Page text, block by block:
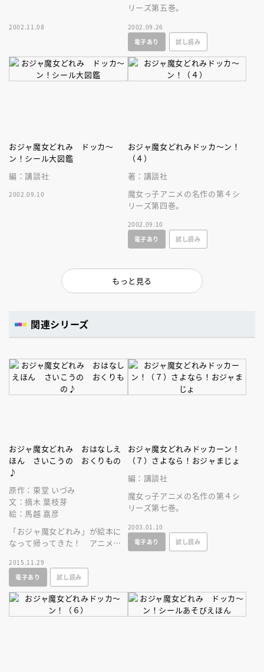
2002.11.08
リーズ第五巻。
2002.09.26
電子あり
試し読み
おジャ魔女どれみ ドッカ～
ン！シール大図鑑
編：講談社
2002.09.10
おジャ魔女どれみドッカ～ン！
（４）
著：講談社
魔女っ子アニメの名作の第４シ
リーズ第四巻。
2002.09.10
電子あり
試し読み
もっと見る
関連シリーズ
おジャ魔女どれみ おはなしえ
ほん さいこうの おくりもの
♪
原作：東堂 いづみ
文：摘木 葉枝芽
絵：馬越 嘉彦
「おジャ魔女どれみ」が絵本に
なって帰ってきた！ アニメー
絵で、どれみの新しいお話が楽
しめます。
2015.11.29
電子あり
試し読み
おジャ魔女どれみドッカーン！
（７）さよなら！おジャまじょ
編：講談社
魔女っ子アニメの名作の第４シ
リーズ第七巻。
2003.01.10
電子あり
試し読み